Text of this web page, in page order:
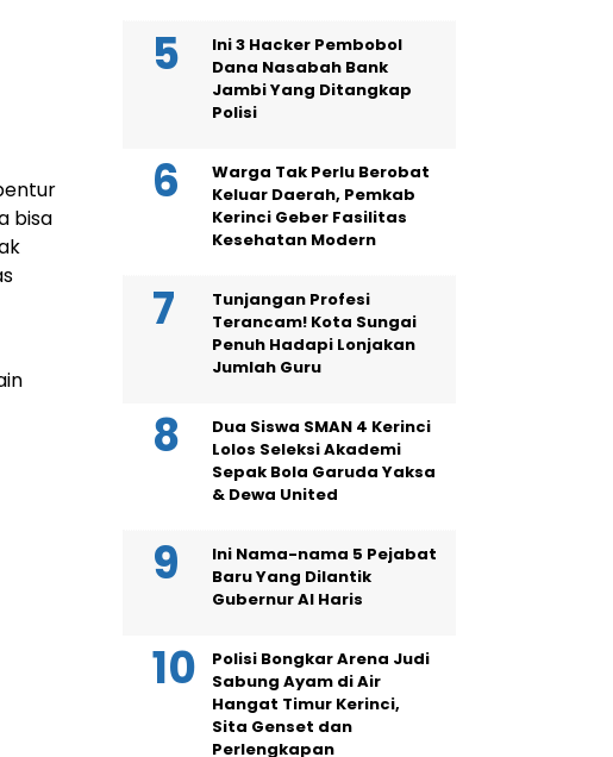
bisa
Ini 3 Hacker Pembobol
Dana Nasabah Bank
Jambi Yang Ditangkap
Polisi
Warga Tak Perlu Berobat
Keluar Daerah, Pemkab
Kerinci Geber Fasilitas
Kesehatan Modern
Tunjangan Profesi
Terancam! Kota Sungai
Penuh Hadapi Lonjakan
Jumlah Guru
Dua Siswa SMAN 4 Kerinci
Lolos Seleksi Akademi
Sepak Bola Garuda Yaksa
& Dewa United
Ini Nama-nama 5 Pejabat
Baru Yang Dilantik
Gubernur Al Haris
Polisi Bongkar Arena Judi
Sabung Ayam di Air
Hangat Timur Kerinci,
Sita Genset dan
Perlengkapan